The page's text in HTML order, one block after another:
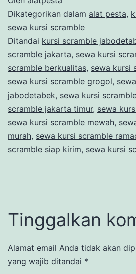
Dikategorikan dalam alat pesta,
sewa kursi scramble
Ditandai kursi scramble
scramble jakarta, sewa kursi
scramble berkualitas, sewa kursi
sewa kursi scramble grogol,
jabodetabek, sewa kursi
scramble jakarta timur, sewa
sewa kursi scramble mewah,
murah, sewa kursi scramble
scramble siap kirim, sewa kursi
Tinggalkan
Alamat email Anda tidak akan
yang wajib ditandai *